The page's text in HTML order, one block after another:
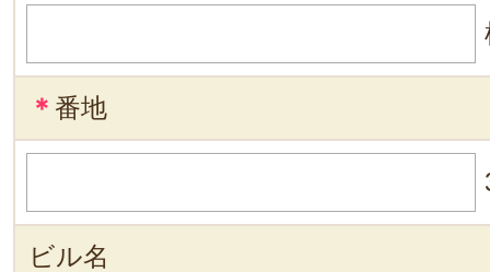
＊ 番地
ビル名